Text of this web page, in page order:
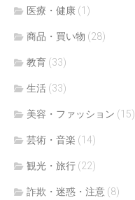
医療・健康 (1)
商品・買い物 (28)
教育 (33)
生活 (33)
美容・ファッション (15)
芸術・音楽 (14)
観光・旅行 (22)
詐欺・迷惑・注意 (8)